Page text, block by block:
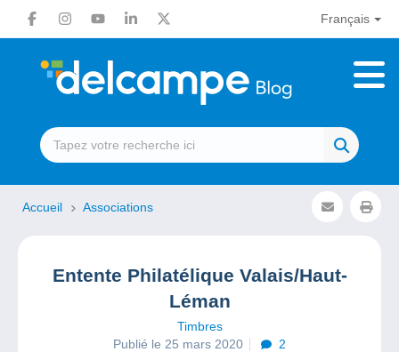
Français
Accueil Associations
Entente Philatélique Valais/Haut-
Léman
Timbres
Publié le 25 mars 2020
2